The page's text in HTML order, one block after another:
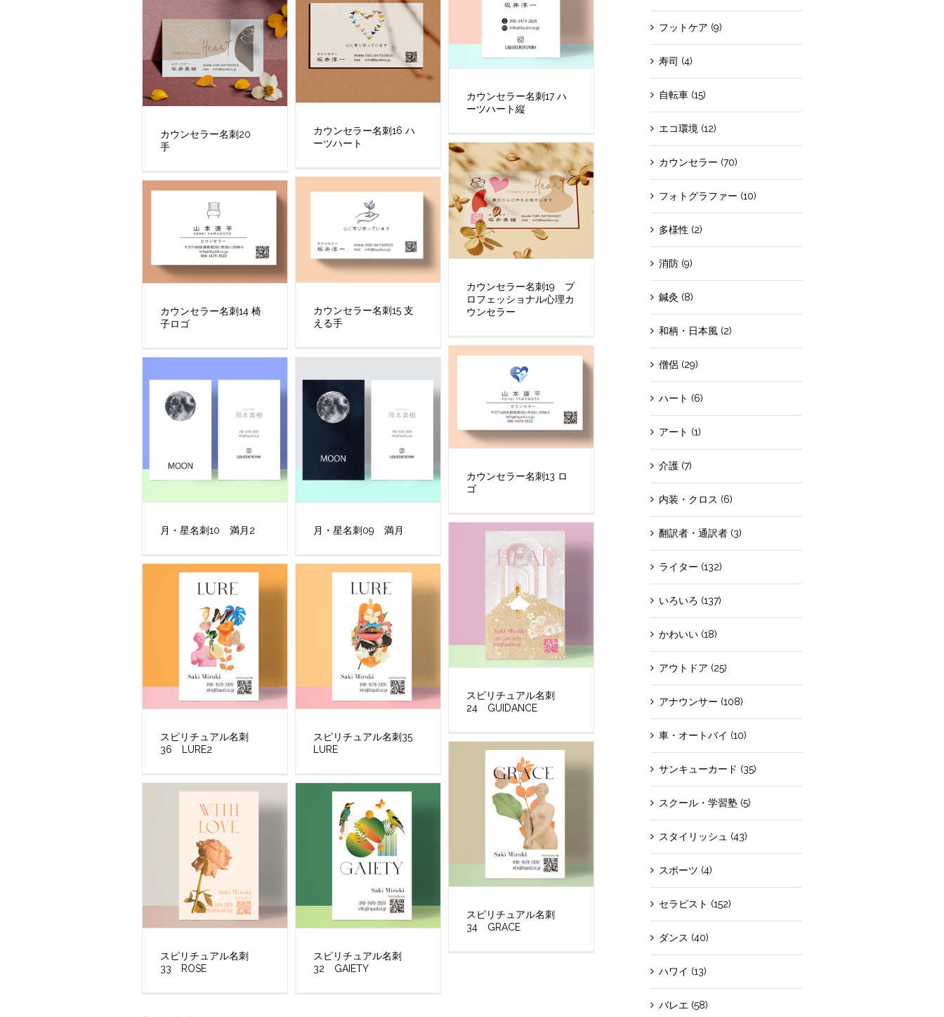
カウンセラー名刺17 ハ
ーツハート縦
カウンセラー名刺16 ハ
ーツハート
カウンセラー名刺16 ハ
ーツハート
カウンセラー名刺20
手
カウンセラー名刺20
手
カウンセラー名刺19
カウンセラー
カウンセラー名刺19 プ
ロフェッショナル心理カ
ウンセラー
える手
カウンセラー名刺15 支
える手
カウンセラー名刺14 椅
子ロゴ
カウンセラー名刺14 椅
子ロゴ
カウンセラー名刺13 ロ
ゴ
カウンセラー名刺13 ロ
ゴ
月・星名刺10 満月2 月・星名刺09 満月
スピリチュアル名刺
占い・スピリチ
スピリチュアル名刺
24 GUIDANCE
スピリチュアル名刺
36 LURE2
ュアル
スピリチュアル名刺
36 LURE2
スピリチュアル名刺
35 LURE
占い・スピリチ
ュアル
スピリチュアル名刺35
LURE
スピリチュアル名刺
34 GRACE
ュアル
スピリチュアル名刺
34 GRACE
スピリチュアル名刺
33 ROSE
占い・スピリチ
スピリチュアル名刺
33 ROSE
スピリチュアル名刺
スピリチュアル名刺
32 GAIETY
フットケア (9)
寿司 (4)
自転車 (15)
エコ環境 (12)
カウンセラー (70)
フォトグラファー (10)
多様性 (2)
消防 (9)
鍼灸 (8)
和柄・日本風 (2)
僧侶 (29)
ハート (6)
アート (1)
介護 (7)
内装・クロス (6)
翻訳者・通訳者 (3)
ライター (132)
いろいろ (137)
かわいい (18)
アウトドア (25)
アナウンサー (108)
車・オートバイ (10)
サンキューカード (35)
スクール・学習塾 (5)
スタイリッシュ (43)
スポーツ (4)
セラピスト (152)
ダンス (40)
ハワイ (13)
バレエ (58)